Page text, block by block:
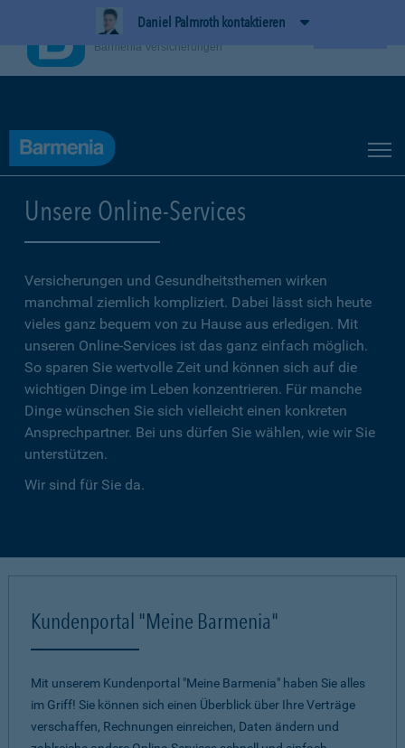
Daniel Palmroth kontaktieren
Unsere Online-Services
Versicherungen und Gesundheitsthemen wirken
manchmal ziemlich kompliziert. Dabei lässt sich heute
vieles ganz bequem von zu Hause aus erledigen. Mit
unseren Online-Services ist das ganz einfach möglich.
So sparen Sie wertvolle Zeit und können sich auf die
wichtigen Dinge im Leben konzentrieren. Für manche
Dinge wünschen Sie sich vielleicht einen konkreten
Ansprechpartner. Bei uns dürfen Sie wählen, wie wir Sie
unterstützen.
Wir sind für Sie da.
Kundenportal "Meine Barmenia"
Mit unserem Kundenportal "Meine Barmenia" haben Sie alles
im Griff! Sie können sich einen Überblick über Ihre Verträge
verschaffen, Rechnungen einreichen, Daten ändern und
BarmeniaApp
Barmenia Versicherungen